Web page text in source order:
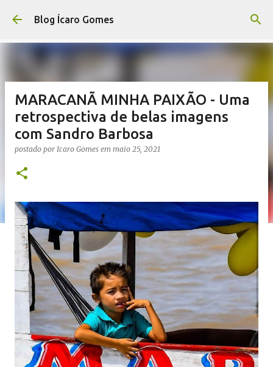
Pular para o conteúdo principal
Blog Ícaro Gomes
MARACANÃ MINHA PAIXÃO - Uma
retrospectiva de belas imagens
com Sandro Barbosa
postado por Icaro Gomes em maio 25, 2021